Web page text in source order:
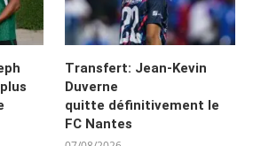
Transfert: Jean-Kevin
Duverne
quitte définitivement le
FC Nantes